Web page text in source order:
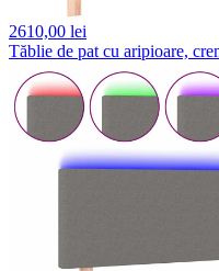
2610,00 lei
Tăblie de pat cu aripioare,